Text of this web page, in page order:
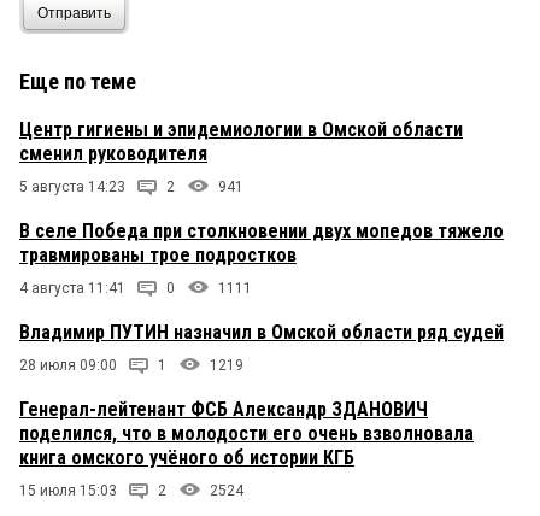
Отправить
Еще по теме
Центр гигиены и эпидемиологии в Омской области
сменил руководителя
5 августа 14:23 2 941
В селе Победа при столкновении двух мопедов тяжело
травмированы трое подростков
4 августа 11:41 0 1111
Владимир ПУТИН назначил в Омской области ряд судей
28 июля 09:00 1 1219
Генерал-лейтенант ФСБ Александр ЗДАНОВИЧ
поделился, что в молодости его очень взволновала
книга омского учёного об истории КГБ
15 июля 15:03 2 2524